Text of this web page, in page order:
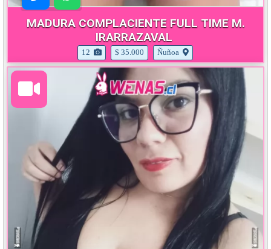
MADURA COMPLACIENTE FULL TIME M.
IRARRAZAVAL
12 $ 35.000 Ñuñoa